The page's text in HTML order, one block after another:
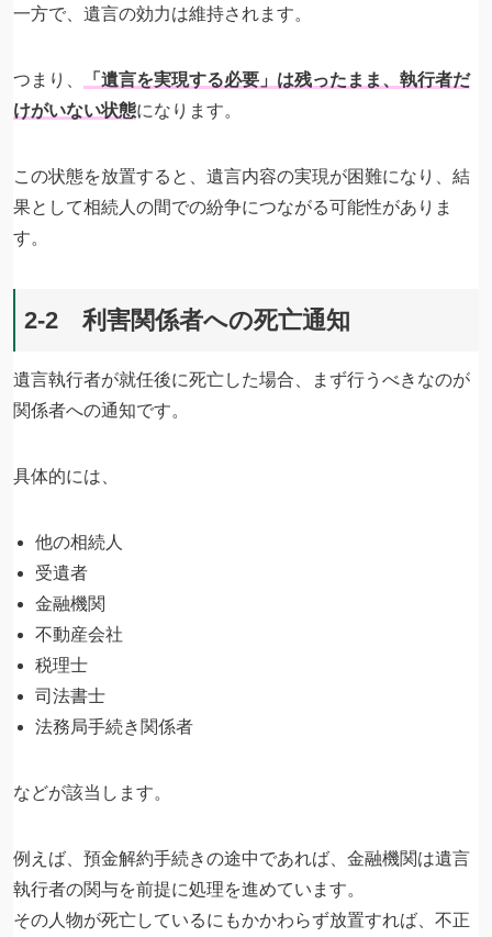
一方で、遺言の効力は維持されます。
つまり、
「遺言を実現する必要」は残ったまま、執行者だ
けがいない状態になります。
この状態を放置すると、遺言内容の実現が困難になり、結
果として相続人の間での紛争につながる可能性がありま
す。
2-2 利害関係者への死亡通知
遺言執行者が就任後に死亡した場合、まず行うべきなのが
関係者への通知です。
具体的には、
他の相続人
受遺者
金融機関
不動産会社
税理士
司法書士
法務局手続き関係者
などが該当します。
例えば、預金解約手続きの途中であれば、金融機関は遺言
執行者の関与を前提に処理を進めています。
その人物が死亡しているにもかかわらず放置すれば、不正